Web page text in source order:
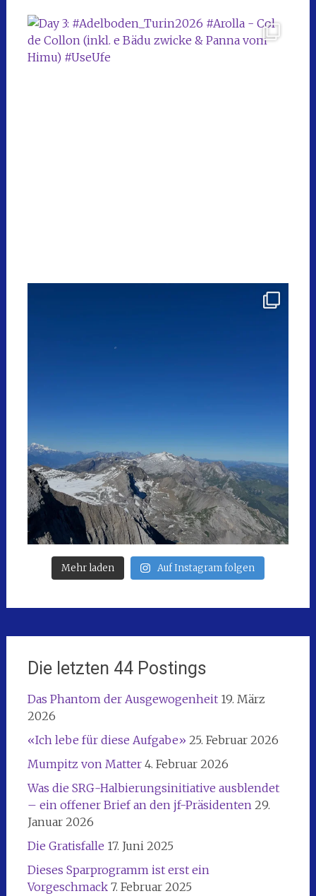
Mehr laden Auf Instagram folgen
Die letzten 44 Postings
Das Phantom der Ausgewogenheit 19. März
2026
«Ich lebe für diese Aufgabe» 25. Februar 2026
Mumpitz von Matter 4. Februar 2026
Was die SRG-Halbierungsinitiative ausblendet
– ein offener Brief an den jf-Präsidenten 29.
Januar 2026
Die Gratisfalle 17. Juni 2025
Dieses Sparprogramm ist erst ein
Vorgeschmack 7. Februar 2025